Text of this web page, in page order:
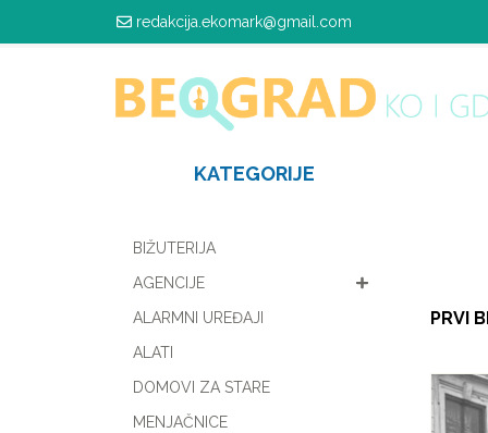
redakcija.ekomark@gmail.com
KATEGORIJE
BIŽUTERIJA
AGENCIJE
ALARMNI UREĐAJI
ALATI
DOMOVI ZA STARE
MENJAČNICE
PRVI